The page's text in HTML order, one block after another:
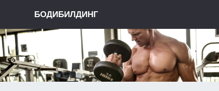
БОДИБИЛДИНГ